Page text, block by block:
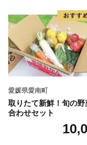
芋 ほしいも スイート
いも天 サイズミックス 甘
ねっとり 生芋 新芋 あ
いも 甘藷 べにはるか
ツ 国産 糖度 産地直送
送 数量限定 21000円
南 ミッチーのおみか
愛媛県愛南町
取りたて新鮮！旬の野
合わせセット